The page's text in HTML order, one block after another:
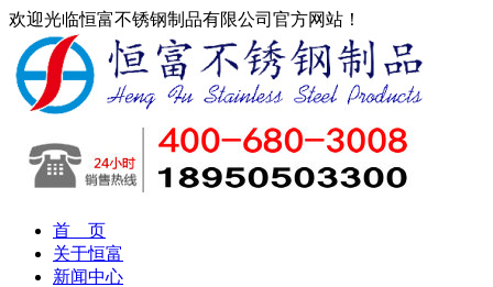
欢迎光临恒富不锈钢制品有限公司官方网站！
首 页
关于恒富
新闻中心